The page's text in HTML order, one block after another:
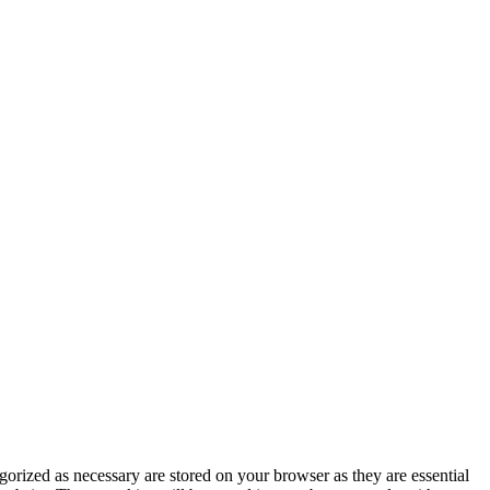
as necessary are stored on your browser as they are essential